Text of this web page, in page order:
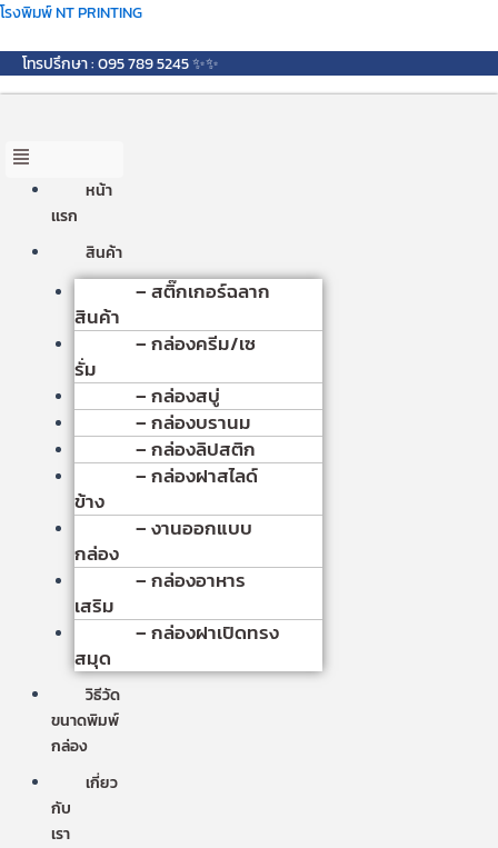
Skip
content
โรงพิมพ์ NT PRINTING
โทรปรึกษา : 095 789 5245 ✨✨
Menu
หน้า
เเรก
สินค้า
– สติ๊กเกอร์ฉลาก
สินค้า
– กล่องครีม/เซ
รั่ม
– กล่องสบู่
– กล่องบรานม
– กล่องลิปสติก
– กล่องฝาสไลด์
ข้าง
– งานออกแบบ
กล่อง
– กล่องอาหาร
เสริม
– กล่องฝาเปิดทรง
สมุด
วิธีวัด
ขนาดพิมพ์
กล่อง
เกี่ยว
กับ
เรา